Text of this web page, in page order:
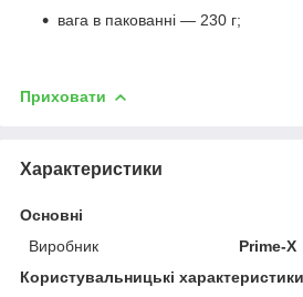
вага в пакованні — 230 г;
Приховати
Характеристики
Основні
Виробник
Prime-X
Користувальницькі характеристики